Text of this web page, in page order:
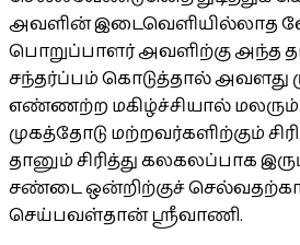
அவளின் இடைவெளியில்லாத
பொறுப்பாளர் அவளிற்கு அந்த
சந்தர்ப்பம் கொடுத்தால் அவளது
எண்ணற்ற மகிழ்ச்சியால்
முகத்தோடு மற்றவர்களிற்கும்
தானும் சிரித்து கலகலப்பாக
சண்டை ஒன்றிற்குச்
செய்பவள்தான் ஸ்ரீவாணி.